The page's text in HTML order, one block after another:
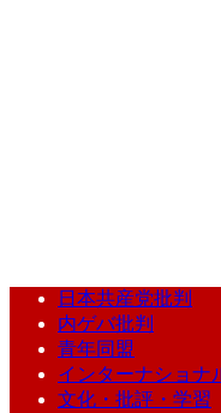
日本共産党批判
内ゲバ批判
青年同盟
インターナショナ
文化・批評・学習